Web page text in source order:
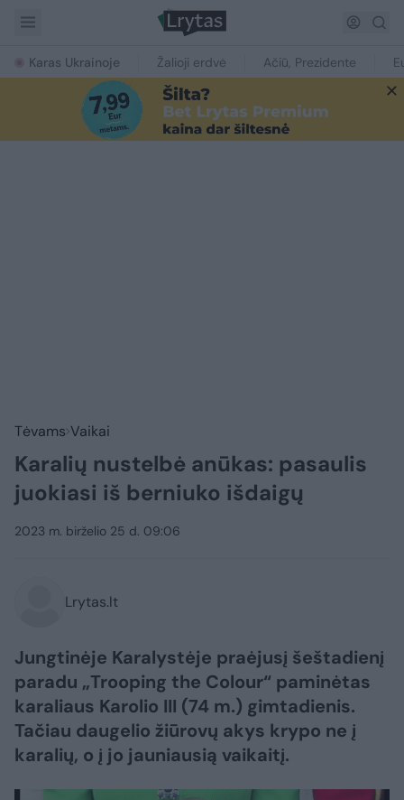
Karas Ukrainoje Žalioji erdvė Ačiū, Prezidente
Tėvams Vaikai
Karalių nustelbė anūkas: pasaulis
juokiasi iš berniuko išdaigų
2023 m. birželio 25 d. 09:06
Lrytas.lt
Jungtinėje Karalystėje praėjusį šeštadienį
paradu „Trooping the Colour“ paminėtas
karaliaus Karolio III (74 m.) gimtadienis.
Tačiau daugelio žiūrovų akys krypo ne į
karalių, o į jo jauniausią vaikaitį.